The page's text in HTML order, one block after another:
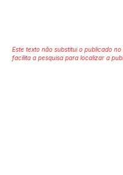
Este texto não substitui o publicado
facilita a pesquisa para localizar a